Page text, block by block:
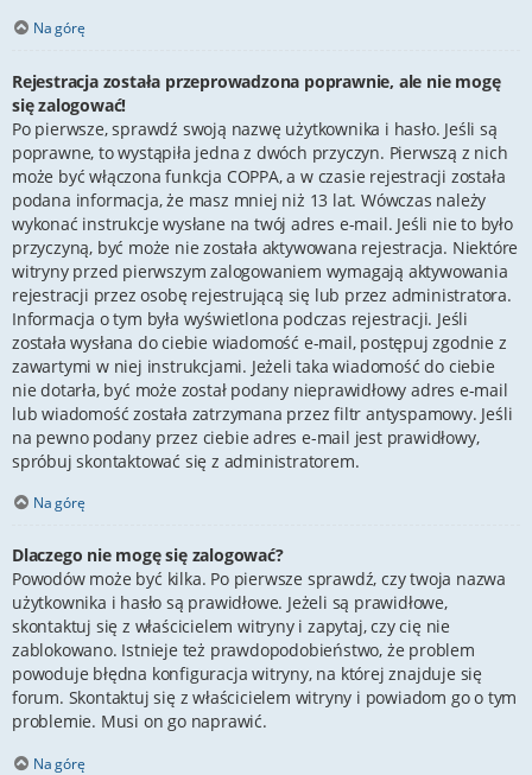
Na górę
Rejestracja została przeprowadzona poprawnie, ale nie mogę
się zalogować!
Po pierwsze, sprawdź swoją nazwę użytkownika i hasło. Jeśli są
poprawne, to wystąpiła jedna z dwóch przyczyn. Pierwszą z nich
może być włączona funkcja COPPA, a w czasie rejestracji została
podana informacja, że masz mniej niż 13 lat. Wówczas należy
wykonać instrukcje wysłane na twój adres e-mail. Jeśli nie to było
przyczyną, być może nie została aktywowana rejestracja. Niektóre
witryny przed pierwszym zalogowaniem wymagają aktywowania
rejestracji przez osobę rejestrującą się lub przez administratora.
Informacja o tym była wyświetlona podczas rejestracji. Jeśli
została wysłana do ciebie wiadomość e-mail, postępuj zgodnie z
zawartymi w niej instrukcjami. Jeżeli taka wiadomość do ciebie
nie dotarła, być może został podany nieprawidłowy adres e-mail
lub wiadomość została zatrzymana przez filtr antyspamowy. Jeśli
na pewno podany przez ciebie adres e-mail jest prawidłowy,
spróbuj skontaktować się z administratorem.
Na górę
Dlaczego nie mogę się zalogować?
Powodów może być kilka. Po pierwsze sprawdź, czy twoja nazwa
użytkownika i hasło są prawidłowe. Jeżeli są prawidłowe,
skontaktuj się z właścicielem witryny i zapytaj, czy cię nie
zablokowano. Istnieje też prawdopodobieństwo, że problem
powoduje błędna konfiguracja witryny, na której znajduje się
forum. Skontaktuj się z właścicielem witryny i powiadom go o tym
problemie. Musi on go naprawić.
Na górę